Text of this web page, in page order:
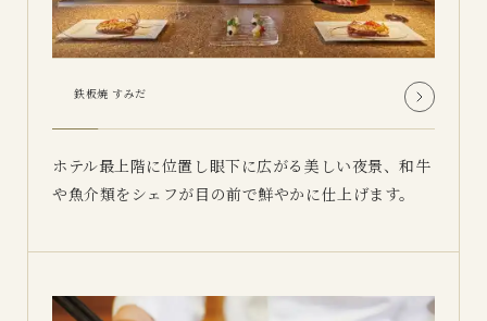
鉄板焼 すみだ
ホテル最上階に位置し眼下に広がる美しい夜景、和牛
や魚介類をシェフが目の前で鮮やかに仕上げます。